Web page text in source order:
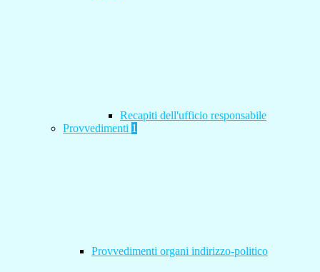
Recapiti dell'ufficio responsabile
Provvedimenti 1
Provvedimenti organi indirizzo-politico